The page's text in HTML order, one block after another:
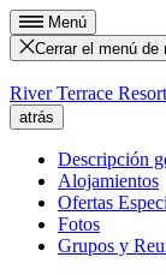
Menú
Cerrar el menú de
River Terrace
atrás
Descripción
Alojamientos
Ofertas
Fotos
Grupos y